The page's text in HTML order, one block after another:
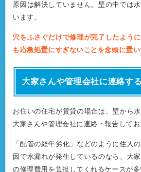
原因は解決していません。壁の中では
います。
穴をふさぐだけで修理が完了したよう
も応急処置にすぎないことを念頭に置い
大家さんや管理会社に連絡する
お住いの住宅が賃貸の場合は、壁から
大家さんや管理会社に連絡・報告してお
「配管の経年劣化」などのように住人
因で水漏れが発生しているのなら、大
の修理費用を負担してくれるケースが多